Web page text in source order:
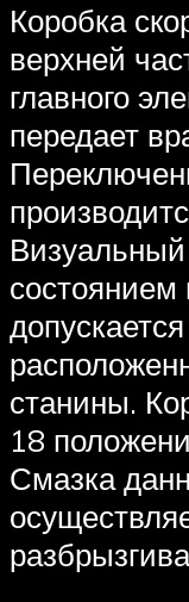
Коробка
верхней
главного
передает
Визуальный
состоянием
станины.
18
Смазка